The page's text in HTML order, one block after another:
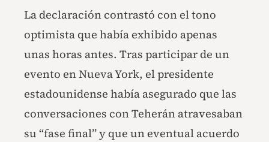
La declaración contrastó con el tono
optimista que había exhibido apenas
unas horas antes. Tras participar de un
evento en Nueva York, el presidente
estadounidense había asegurado que las
conversaciones con Teherán atravesaban
su “fase final” y que un eventual acuerdo